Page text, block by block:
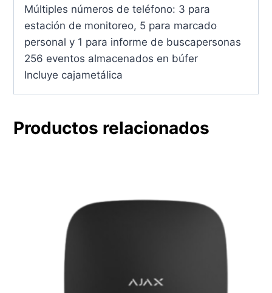
Múltiples números de teléfono: 3 para
estación de monitoreo, 5 para marcado
personal y 1 para informe de buscapersonas
256 eventos almacenados en búfer
Incluye cajametálica
Productos relacionados